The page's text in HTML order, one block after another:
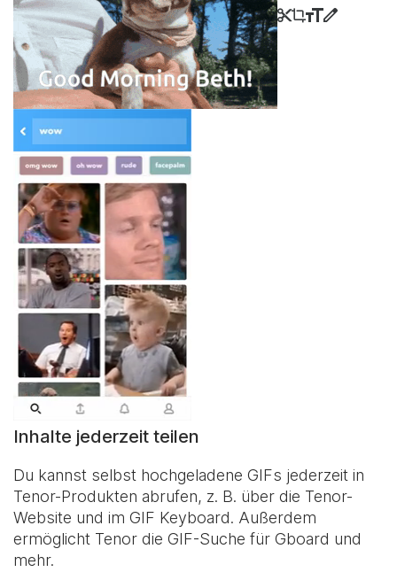
Inhalte jederzeit teilen
Du kannst selbst hochgeladene GIFs jederzeit in
Tenor-Produkten abrufen, z. B. über die Tenor-
Website und im GIF Keyboard. Außerdem
ermöglicht Tenor die GIF-Suche für Gboard und
mehr.